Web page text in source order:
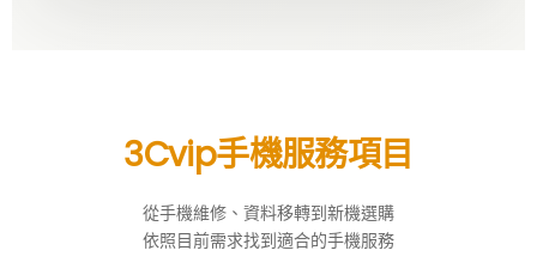
3Cvip手機服務項目
從手機維修、資料移轉到新機選購
依照目前需求找到適合的手機服務